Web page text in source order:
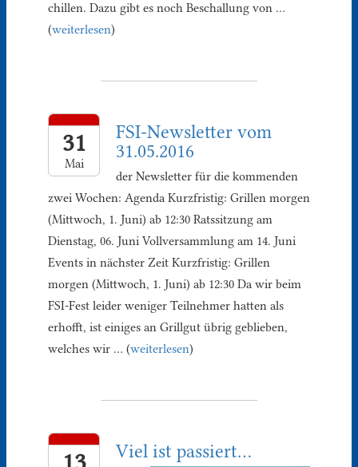
chillen. Dazu gibt es noch Beschallung von …
(weiterlesen)
31
Mai
FSI-Newsletter vom
31.05.2016
der Newsletter für die kommenden
zwei Wochen: Agenda Kurzfristig: Grillen morgen
(Mittwoch, 1. Juni) ab 12:30 Ratssitzung am
Dienstag, 06. Juni Vollversammlung am 14. Juni
Events in nächster Zeit Kurzfristig: Grillen
morgen (Mittwoch, 1. Juni) ab 12:30 Da wir beim
FSI-Fest leider weniger Teilnehmer hatten als
erhofft, ist einiges an Grillgut übrig geblieben,
welches wir … (weiterlesen)
Viel ist passiert…